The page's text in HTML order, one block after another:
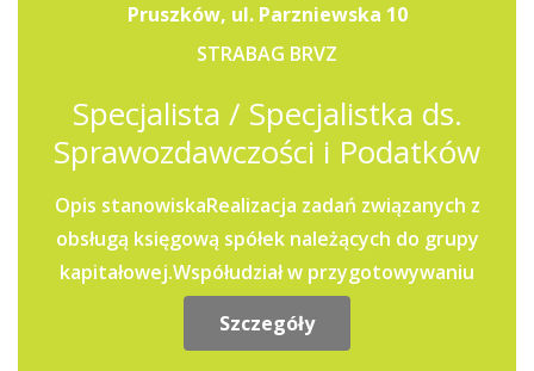
Pruszków, ul. Parzniewska 10
STRABAG BRVZ
Specjalista / Specjalistka ds.
Sprawozdawczości i Podatków
Opis stanowiskaRealizacja zadań związanych z
obsługą księgową spółek należących do grupy
kapitałowej.Współudział w przygotowywaniu
Szczegóły